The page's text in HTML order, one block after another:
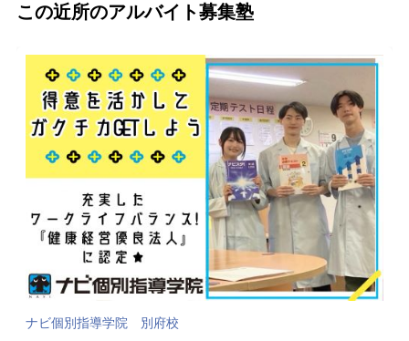
この近所のアルバイト募集塾
ナビ個別指導学院 別府校